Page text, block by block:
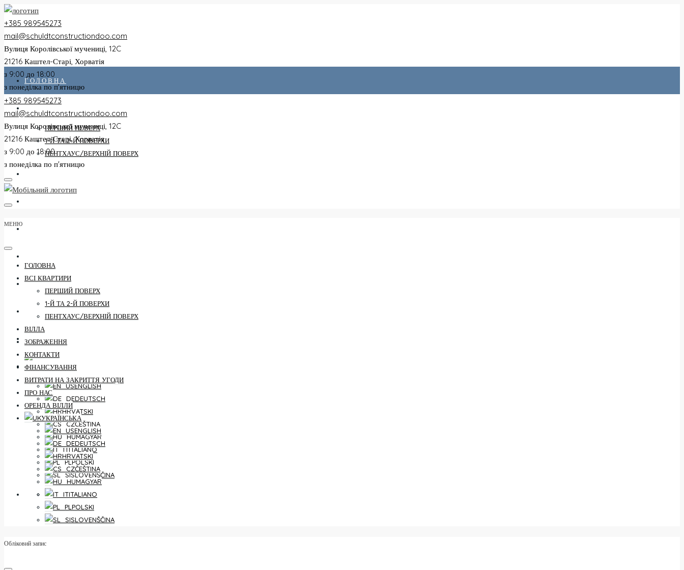
+385 989545273
mail@schuldtconstructiondoo.com
Вулиця Королівської мучениці, 12C
21216 Каштел-Старі, Хорватія
з 9:00 до 18:00
з понеділка по п'ятницю
ГОЛОВНА
ПЕРШИЙ ПОВЕРХ
1-Й ТА 2-Й ПОВЕРХИ
ПЕНТХАУС/ВЕРХНІЙ ПОВЕРХ
ВИТРАТИ НА ЗАКРИТТЯ УГОДИ
ОРЕНДА ВІЛЛИ
УКРАЇНСЬКА
ENGLISH
DEUTSCH
HRVATSKI
ČEŠTINA
MAGYAR
ITALIANO
POLSKI
SLOVENŠČINA
УЛЮБЛЕНІ 0
+385 989545273
mail@schuldtconstructiondoo.com
Вулиця Королівської мучениці, 12C
21216 Каштел-Старі, Хорватія
з 9:00 до 18:00
з понеділка по п'ятницю
МЕНЮ
ГОЛОВНА
ВСІ КВАРТИРИ
ПЕРШИЙ ПОВЕРХ
1-Й ТА 2-Й ПОВЕРХИ
ПЕНТХАУС/ВЕРХНІЙ ПОВЕРХ
ВІЛЛА
ЗОБРАЖЕННЯ
КОНТАКТИ
ФІНАНСУВАННЯ
ВИТРАТИ НА ЗАКРИТТЯ УГОДИ
ПРО НАС
ОРЕНДА ВІЛЛИ
УКРАЇНСЬКА
ENGLISH
DEUTSCH
HRVATSKI
ČEŠTINA
MAGYAR
ITALIANO
POLSKI
SLOVENŠČINA
Обліковий запис